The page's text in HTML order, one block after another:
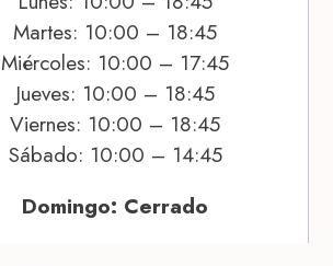
Martes: 10:00 – 18:45
Miércoles: 10:00 – 17:45
Jueves: 10:00 – 18:45
Viernes: 10:00 – 18:45
Sábado: 10:00 – 14:45
Domingo: Cerrado